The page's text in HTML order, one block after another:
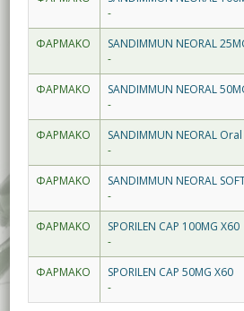
-
ΦΑΡΜΑΚΟ
SANDIMMUN NEORAL
-
ΦΑΡΜΑΚΟ
SANDIMMUN NEORAL
-
ΦΑΡΜΑΚΟ
SANDIMMUN NEORAL
-
ΦΑΡΜΑΚΟ
SANDIMMUN NEORAL
-
ΦΑΡΜΑΚΟ
SPORILEN CAP 100MG X60
-
ΦΑΡΜΑΚΟ
SPORILEN CAP 50MG X60
-